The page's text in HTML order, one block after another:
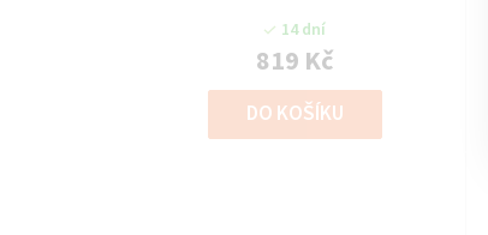
14 dní
819 Kč
DO KOŠÍKU